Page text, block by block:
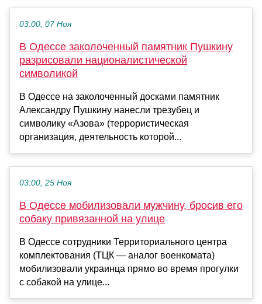
03:00, 07 Ноя
В Одессе заколоченный памятник Пушкину
разрисовали националистической
символикой
В Одессе на заколоченный досками памятник
Александру Пушкину нанесли трезубец и
символику «Азова» (террористическая
организация, деятельность которой...
03:00, 25 Ноя
В Одессе мобилизовали мужчину, бросив его
собаку привязанной на улице
В Одессе сотрудники Территориального центра
комплектования (ТЦК — аналог военкомата)
мобилизовали украинца прямо во время прогулки
с собакой на улице...